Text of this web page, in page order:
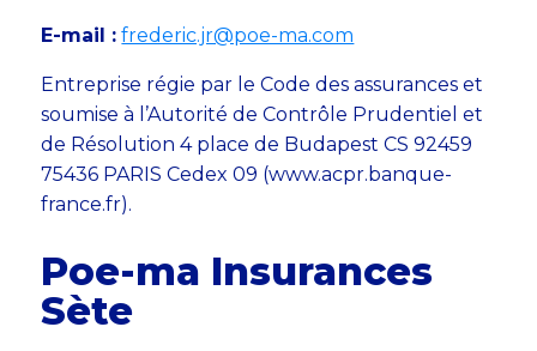
E-mail : frederic.jr@poe-ma.com
Entreprise régie par le Code des assurances et
soumise à l’Autorité de Contrôle Prudentiel et
de Résolution 4 place de Budapest CS 92459
75436 PARIS Cedex 09 (www.acpr.banque-
france.fr).
Poe-ma Insurances
Sète